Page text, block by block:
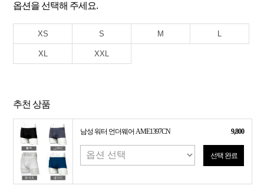
옵션을 선택해 주세요.
XS S M L
XL XXL
추천 상품
남성 워터 언더웨어 AME1397CN 9,800
선택 완료